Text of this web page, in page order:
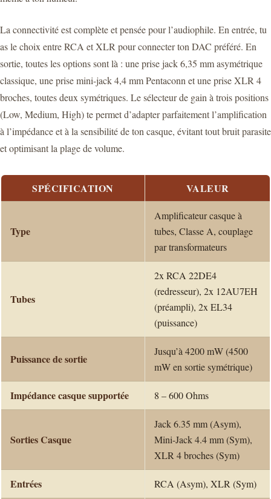
La connectivité est complète et pensée pour l’audiophile. En entrée, tu
as le choix entre RCA et XLR pour connecter ton DAC préféré. En
sortie, toutes les options sont là : une prise jack 6,35 mm asymétrique
classique, une prise mini-jack 4,4 mm Pentaconn et une prise XLR 4
broches, toutes deux symétriques. Le sélecteur de gain à trois positions
(Low, Medium, High) te permet d’adapter parfaitement l’amplification
à l’impédance et à la sensibilité de ton casque, évitant tout bruit parasite
et optimisant la plage de volume.
SPÉCIFICATION VALEUR
Type
Amplificateur casque à
tubes, Classe A, couplage
par transformateurs
Tubes
2x RCA 22DE4
(redresseur), 2x 12AU7EH
(préampli), 2x EL34
(puissance)
Puissance de sortie
Jusqu’à 4200 mW (4500
mW en sortie symétrique)
Impédance casque supportée 8 – 600 Ohms
Sorties Casque
Jack 6.35 mm (Asym),
Mini-Jack 4.4 mm (Sym),
XLR 4 broches (Sym)
Entrées RCA (Asym), XLR (Sym)